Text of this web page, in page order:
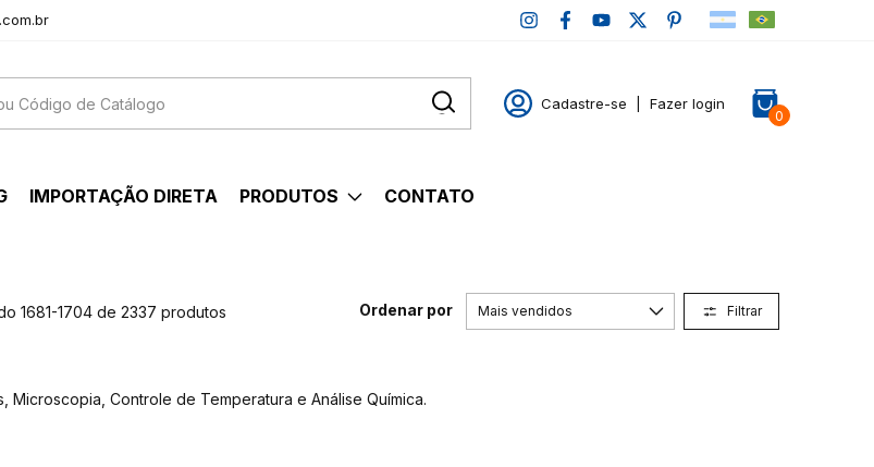
Cadastre-se Fazer login
0
IMPORTAÇÃO DIRETA PRODUTOS CONTATO
1681-1704 de 2337 produtos Ordenar por Filtrar
Microscopia, Controle de Temperatura e Análise Química.